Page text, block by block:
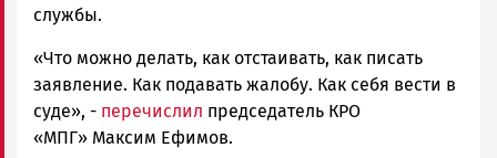
службы.
«Что можно делать, как отстаивать, как писать
заявление. Как подавать жалобу. Как себя вести в
суде», - перечислил председатель КРО
«МПГ» Максим Ефимов.